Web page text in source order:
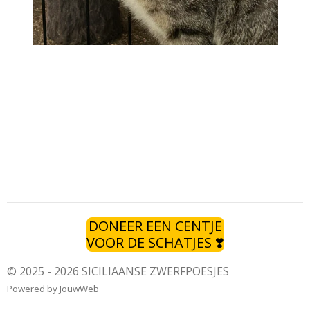
DONEER EEN CENTJE
VOOR DE SCHATJES ❣️
© 2025 - 2026 SICILIAANSE ZWERFPOESJES
Powered by JouwWeb